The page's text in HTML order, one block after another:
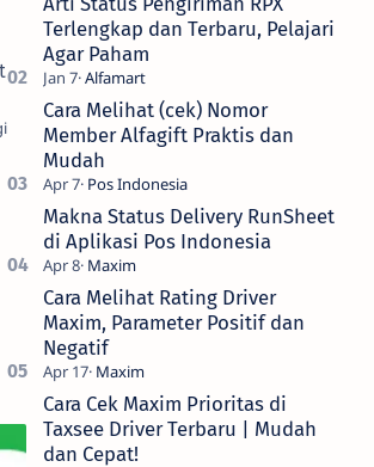
Terlengkap dan Terbaru, Pelajari
Agar Paham
Cara Melihat (cek) Nomor
Member Alfagift Praktis dan
Mudah
Makna Status Delivery RunSheet
di Aplikasi Pos Indonesia
Cara Melihat Rating Driver
Maxim, Parameter Positif dan
Negatif
Cara Cek Maxim Prioritas di
Taxsee Driver Terbaru | Mudah
dan Cepat!